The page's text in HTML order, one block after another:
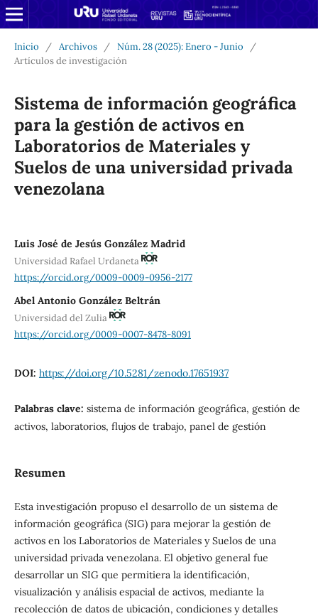
Inicio / Archivos / Núm. 28 (2025): Enero - Junio
/
Artículos de investigación
Sistema de información geográfica
para la gestión de activos en
Laboratorios de Materiales y
Suelos de una universidad privada
venezolana
Luis José de Jesús González Madrid
Universidad Rafael Urdaneta
https://orcid.org/0009-0009-0956-2177
Abel Antonio González Beltrán
Universidad del Zulia
https://orcid.org/0009-0007-8478-8091
DOI: https://doi.org/10.5281/zenodo.17651937
Palabras clave: sistema de información geográfica, gestión de
activos, laboratorios, flujos de trabajo, panel de gestión
Resumen
Esta investigación propuso el desarrollo de un sistema de
información geográfica (SIG) para mejorar la gestión de
activos en los Laboratorios de Materiales y Suelos de una
universidad privada venezolana. El objetivo general fue
desarrollar un SIG que permitiera la identificación,
visualización y análisis espacial de activos, mediante la
recolección de datos de ubicación, condiciones y detalles